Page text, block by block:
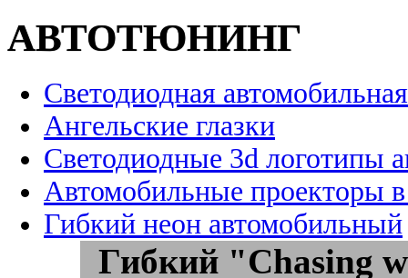
АВТОТЮНИНГ
Светодиодная
Ангельские глазки
Светодиодные 3d логотипы
Автомобильные проекторы
Гибкий неон автомобильный
Гибкий "Chasing